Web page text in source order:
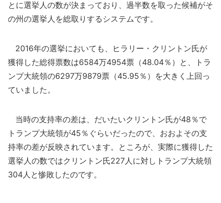
とに選挙人の数が決まっており、過半数を取った候補がそ
の州の選挙人を総取りするシステムです。
2016年の選挙においても、ヒラリー・クリントン氏が
獲得した総得票数は6584万4954票（48.04％）と、トラ
ンプ大統領の6297万9879票（45.95％）を大きく上回っ
ていました。
当時の支持率の差は、だいたいクリントン氏が48％で
トランプ大統領が45％ぐらいだったので、おおよその支
持率の差が反映されています。ところが、実際に獲得した
選挙人の数ではクリントン氏227人に対しトランプ大統領
304人と惨敗したのです。